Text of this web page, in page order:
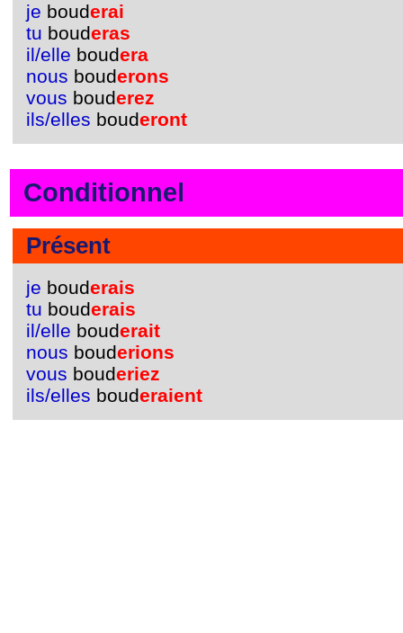
je bouderai
tu bouderas
il/elle boudera
nous bouderons
vous bouderez
ils/elles bouderont
Conditionnel
Présent
je bouderais
tu bouderais
il/elle bouderait
nous bouderions
vous bouderiez
ils/elles bouderaient